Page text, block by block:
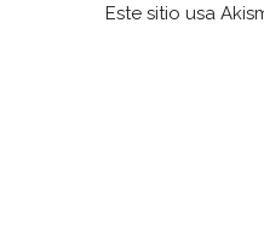
Este sitio usa